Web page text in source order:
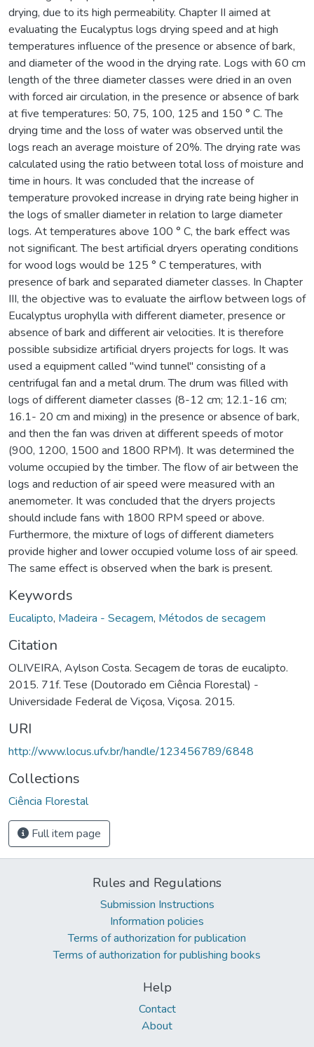
drying, due to its high permeability. Chapter II aimed at
evaluating the Eucalyptus logs drying speed and at high
temperatures influence of the presence or absence of bark,
and diameter of the wood in the drying rate. Logs with 60 cm
length of the three diameter classes were dried in an oven
with forced air circulation, in the presence or absence of bark
at five temperatures: 50, 75, 100, 125 and 150 ° C. The
drying time and the loss of water was observed until the
logs reach an average moisture of 20%. The drying rate was
calculated using the ratio between total loss of moisture and
time in hours. It was concluded that the increase of
temperature provoked increase in drying rate being higher in
the logs of smaller diameter in relation to large diameter
logs. At temperatures above 100 ° C, the bark effect was
not significant. The best artificial dryers operating conditions
for wood logs would be 125 ° C temperatures, with
presence of bark and separated diameter classes. In Chapter
III, the objective was to evaluate the airflow between logs of
Eucalyptus urophylla with different diameter, presence or
absence of bark and different air velocities. It is therefore
possible subsidize artificial dryers projects for logs. It was
used a equipment called "wind tunnel" consisting of a
centrifugal fan and a metal drum. The drum was filled with
logs of different diameter classes (8-12 cm; 12.1-16 cm;
16.1- 20 cm and mixing) in the presence or absence of bark,
and then the fan was driven at different speeds of motor
(900, 1200, 1500 and 1800 RPM). It was determined the
volume occupied by the timber. The flow of air between the
logs and reduction of air speed were measured with an
anemometer. It was concluded that the dryers projects
should include fans with 1800 RPM speed or above.
Furthermore, the mixture of logs of different diameters
provide higher and lower occupied volume loss of air speed.
The same effect is observed when the bark is present.
Keywords
Eucalipto, Madeira - Secagem, Métodos de secagem
Citation
OLIVEIRA, Aylson Costa. Secagem de toras de eucalipto.
2015. 71f. Tese (Doutorado em Ciência Florestal) -
Universidade Federal de Viçosa, Viçosa. 2015.
URI
http://www.locus.ufv.br/handle/123456789/6848
Collections
Ciência Florestal
Full item page
Rules and Regulations
Submission Instructions
Information policies
Terms of authorization for publication
Terms of authorization for publishing books
Help
Contact
About